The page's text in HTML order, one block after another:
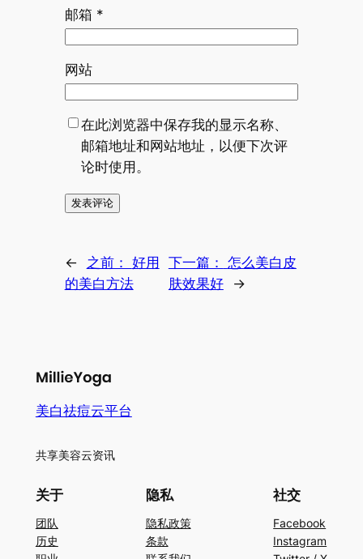
邮箱 *
网站
在此浏览器中保存我的显示名称、
邮箱地址和网站地址，以便下次评
论时使用。
← 之前： 好用
的美白方法
下一篇： 怎么美白皮
肤效果好
→
美白祛痘云平台
共享美容云资讯
关于
团队
历史
隐私
隐私政策
条款
社交
Facebook
Instagram